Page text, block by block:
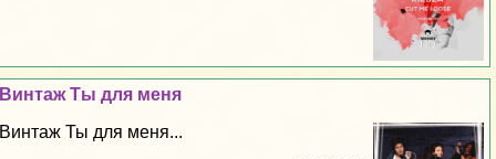
Винтаж Ты для меня
Винтаж Ты для меня...